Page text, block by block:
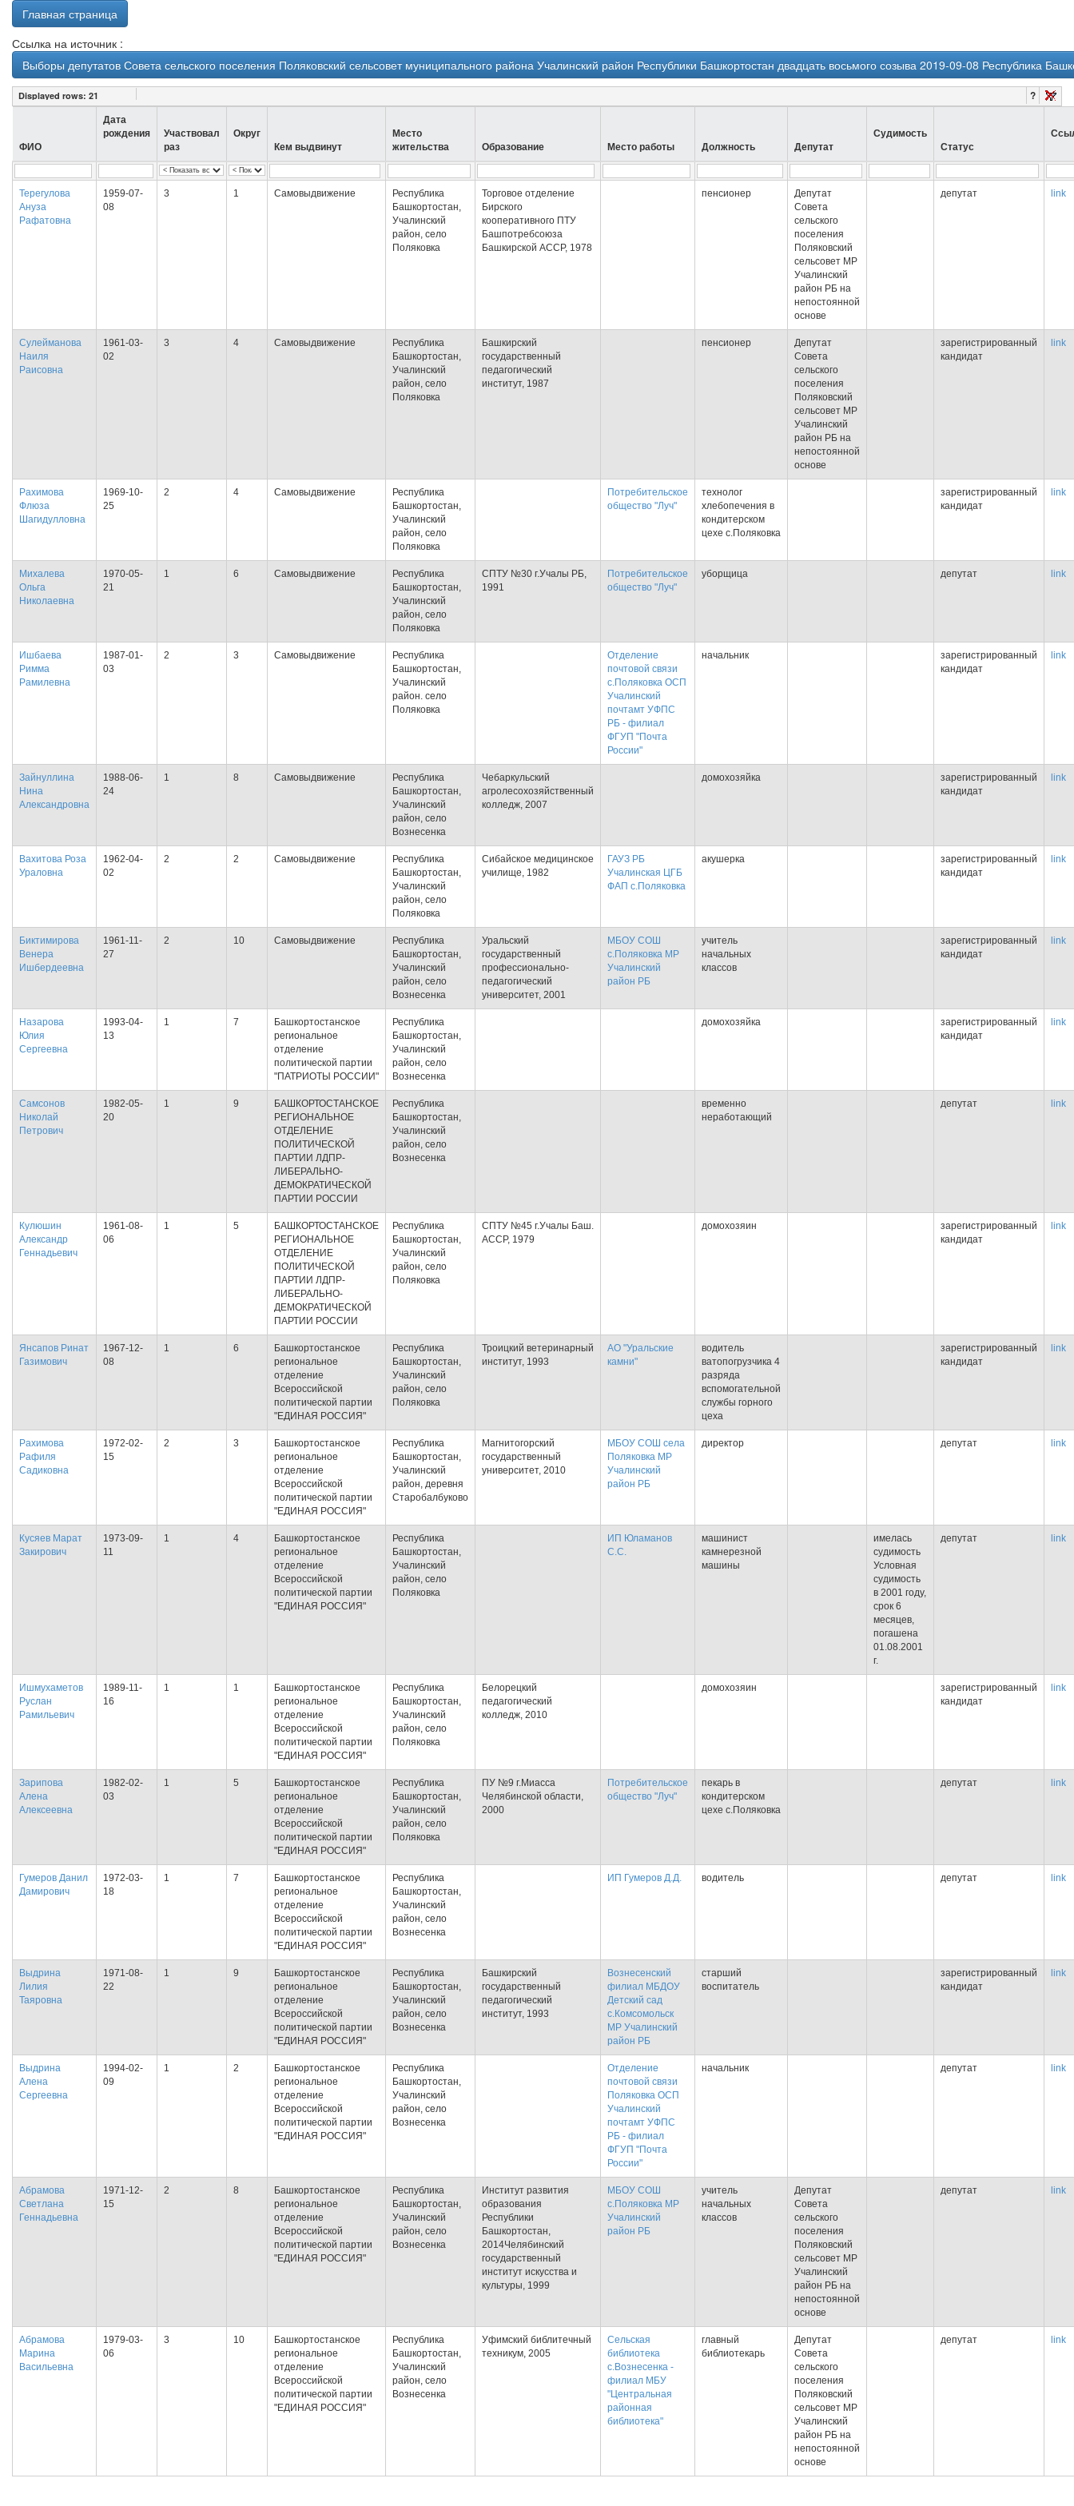
Главная страница
Ссылка на источник :
Выборы депутатов Совета сельского поселения Поляковский сельсовет муниципального района Учалинский район Республики Башкортостан двадцать восьмого созыва 2019-09-08 Республика
Displayed rows: 21 ?
ФИО
Дата
рождения
Участвовал
раз
Округ
Кем выдвинут
Место
жительства
Образование Место работы Должность Депутат
Судимость
Статус
Терегулова
Ануза
Рафатовна
1959-07-
08
3 1 Самовыдвижение
Республика
Башкортостан,
Учалинский
район, село
Поляковка
Торговое отделение
Бирского
кооперативного ПТУ
Башпотребсоюза
Башкирской АССР, 1978
пенсионер
Депутат
Совета
сельского
поселения
Поляковский
сельсовет МР
Учалинский
район РБ на
непостоянной
основе
депутат link
Сулейманова
Наиля
Раисовна
1961-03-
02
3 4 Самовыдвижение
Республика
Башкортостан,
Учалинский
район, село
Поляковка
Башкирский
государственный
педагогический
институт, 1987
пенсионер
Депутат
Совета
сельского
поселения
Поляковский
сельсовет МР
Учалинский
район РБ на
непостоянной
основе
зарегистрированный
кандидат
link
Рахимова
Флюза
Шагидулловна
1969-10-
25
2 4 Самовыдвижение
Республика
Башкортостан,
Учалинский
район, село
Поляковка
Потребительское
общество "Луч"
технолог
хлебопечения в
кондитерском
цехе с.Поляковка
зарегистрированный
кандидат
link
Михалева
Ольга
Николаевна
1970-05-
21
1 6 Самовыдвижение
Республика
Башкортостан,
Учалинский
район, село
Поляковка
СПТУ №30 г.Учалы РБ,
1991
Потребительское
общество "Луч"
уборщица депутат link
Ишбаева
Римма
Рамилевна
1987-01-
03
2 3 Самовыдвижение
Республика
Башкортостан,
Учалинский
район. село
Поляковка
Отделение
почтовой связи
с.Поляковка ОСП
Учалинский
почтамт УФПС
РБ - филиал
ФГУП "Почта
России"
начальник
зарегистрированный
кандидат
link
Зайнуллина
Нина
Александровна
1988-06-
24
1 8 Самовыдвижение
Республика
Башкортостан,
Учалинский
район, село
Вознесенка
Чебаркульский
агролесохозяйственный
колледж, 2007
домохозяйка
зарегистрированный
кандидат
link
Вахитова Роза
Ураловна
1962-04-
02
2 2 Самовыдвижение
Республика
Башкортостан,
Учалинский
район, село
Поляковка
Сибайское медицинское
училище, 1982
ГАУЗ РБ
Учалинская ЦГБ
ФАП с.Поляковка
акушерка
зарегистрированный
кандидат
link
Биктимирова
Венера
Ишбердеевна
1961-11-
27
2 10 Самовыдвижение
Республика
Башкортостан,
Учалинский
район, село
Вознесенка
Уральский
государственный
профессионально-
педагогический
университет, 2001
МБОУ СОШ
с.Поляковка МР
Учалинский
район РБ
учитель
начальных
классов
зарегистрированный
кандидат
link
Назарова
Юлия
Сергеевна
1993-04-
13
1 7
Башкортостанское
региональное
отделение
политической партии
"ПАТРИОТЫ РОССИИ"
Республика
Башкортостан,
Учалинский
район, село
Вознесенка
домохозяйка
зарегистрированный
кандидат
link
Самсонов
Николай
Петрович
1982-05-
20
1 9
БАШКОРТОСТАНСКОЕ
РЕГИОНАЛЬНОЕ
ОТДЕЛЕНИЕ
ПОЛИТИЧЕСКОЙ
ПАРТИИ ЛДПР-
ЛИБЕРАЛЬНО-
ДЕМОКРАТИЧЕСКОЙ
ПАРТИИ РОССИИ
Республика
Башкортостан,
Учалинский
район, село
Вознесенка
временно
неработающий
депутат link
Кулюшин
Александр
Геннадьевич
1961-08-
06
1 5
БАШКОРТОСТАНСКОЕ
РЕГИОНАЛЬНОЕ
ОТДЕЛЕНИЕ
ПОЛИТИЧЕСКОЙ
ПАРТИИ ЛДПР-
ЛИБЕРАЛЬНО-
ДЕМОКРАТИЧЕСКОЙ
ПАРТИИ РОССИИ
Республика
Башкортостан,
Учалинский
район, село
Поляковка
СПТУ №45 г.Учалы Баш.
АССР, 1979
домохозяин
зарегистрированный
кандидат
link
Янсапов Ринат
Газимович
1967-12-
08
1 6
Башкортостанское
региональное
отделение
Всероссийской
политической партии
"ЕДИНАЯ РОССИЯ"
Республика
Башкортостан,
Учалинский
район, село
Поляковка
Троицкий ветеринарный
институт, 1993
АО "Уральские
камни"
водитель
ватопогрузчика 4
разряда
вспомогательной
службы горного
цеха
зарегистрированный
кандидат
link
Рахимова
Рафиля
Садиковна
1972-02-
15
2 3
Башкортостанское
региональное
отделение
Всероссийской
политической партии
"ЕДИНАЯ РОССИЯ"
Республика
Башкортостан,
Учалинский
район, деревня
Старобалбуково
Магнитогорский
государственный
университет, 2010
МБОУ СОШ села
Поляковка МР
Учалинский
район РБ
директор депутат link
Кусяев Марат
Закирович
1973-09-
11
1 4
Башкортостанское
региональное
отделение
Всероссийской
политической партии
"ЕДИНАЯ РОССИЯ"
Республика
Башкортостан,
Учалинский
район, село
Поляковка
ИП Юламанов
С.С.
машинист
камнерезной
машины
имелась
судимость
Условная
судимость
в 2001 году,
срок 6
месяцев,
погашена
01.08.2001
г.
депутат link
Ишмухаметов
Руслан
Рамильевич
1989-11-
16
1 1
Башкортостанское
региональное
отделение
Всероссийской
политической партии
"ЕДИНАЯ РОССИЯ"
Республика
Башкортостан,
Учалинский
район, село
Поляковка
Белорецкий
педагогический
колледж, 2010
домохозяин
зарегистрированный
кандидат
link
Зарипова
Алена
Алексеевна
1982-02-
03
1 5
Башкортостанское
региональное
отделение
Всероссийской
политической партии
"ЕДИНАЯ РОССИЯ"
Республика
Башкортостан,
Учалинский
район, село
Поляковка
ПУ №9 г.Миасса
Челябинской области,
2000
Потребительское
общество "Луч"
пекарь в
кондитерском
цехе с.Поляковка
депутат link
Гумеров Данил
Дамирович
1972-03-
18
1 7
Башкортостанское
региональное
отделение
Всероссийской
политической партии
"ЕДИНАЯ РОССИЯ"
Республика
Башкортостан,
Учалинский
район, село
Вознесенка
ИП Гумеров Д.Д. водитель депутат link
Выдрина
Лилия
Таяровна
1971-08-
22
1 9
Башкортостанское
региональное
отделение
Всероссийской
политической партии
"ЕДИНАЯ РОССИЯ"
Республика
Башкортостан,
Учалинский
район, село
Вознесенка
Башкирский
государственный
педагогический
институт, 1993
Вознесенский
филиал МБДОУ
Детский сад
с.Комсомольск
МР Учалинский
район РБ
старший
воспитатель
зарегистрированный
кандидат
link
Выдрина
Алена
Сергеевна
1994-02-
09
1 2
Башкортостанское
региональное
отделение
Всероссийской
политической партии
"ЕДИНАЯ РОССИЯ"
Республика
Башкортостан,
Учалинский
район, село
Вознесенка
Отделение
почтовой связи
Поляковка ОСП
Учалинский
почтамт УФПС
РБ - филиал
ФГУП "Почта
России"
начальник депутат link
Абрамова
Светлана
Геннадьевна
1971-12-
15
2 8
Башкортостанское
региональное
отделение
Всероссийской
политической партии
"ЕДИНАЯ РОССИЯ"
Республика
Башкортостан,
Учалинский
район, село
Вознесенка
Институт развития
образования
Республики
Башкортостан,
2014Челябинский
государственный
институт искусства и
культуры, 1999
МБОУ СОШ
с.Поляковка МР
Учалинский
район РБ
учитель
начальных
классов
Депутат
Совета
сельского
поселения
Поляковский
сельсовет МР
Учалинский
район РБ на
непостоянной
основе
депутат link
Абрамова
Марина
Васильевна
1979-03-
06
3 10
Башкортостанское
региональное
отделение
Всероссийской
политической партии
"ЕДИНАЯ РОССИЯ"
Республика
Башкортостан,
Учалинский
район, село
Вознесенка
Уфимский библитечный
техникум, 2005
Сельская
библиотека
с.Вознесенка -
филиал МБУ
"Центральная
районная
библиотека"
главный
библиотекарь
Депутат
Совета
сельского
поселения
Поляковский
сельсовет МР
Учалинский
район РБ на
непостоянной
основе
депутат link